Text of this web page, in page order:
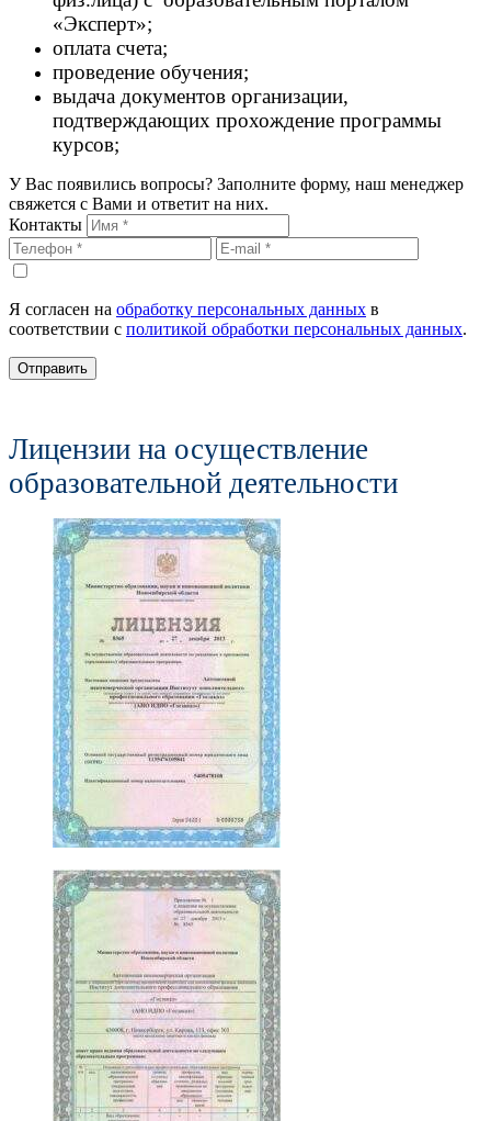
«Эксперт»;
оплата счета;
проведение обучения;
выдача документов организации,
подтверждающих прохождение программы
курсов;
У Вас появились вопросы? Заполните форму, наш менеджер
свяжется с Вами и ответит на них.
Контакты
Я согласен на обработку персональных данных в
соответствии с политикой обработки персональных данных.
Отправить
Лицензии на осуществление
образовательной деятельности